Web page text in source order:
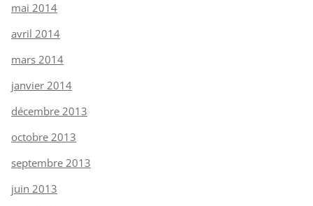
mai 2014
avril 2014
mars 2014
janvier 2014
décembre 2013
octobre 2013
septembre 2013
juin 2013